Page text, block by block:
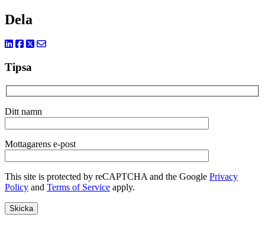
Dela
Tipsa
Ditt namn
Mottagarens e-post
This site is protected by reCAPTCHA and the Google Privacy
Policy and Terms of Service apply.